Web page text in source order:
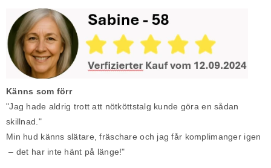
Känns som förr
"Jag hade aldrig trott att nötköttstalg kunde göra en sådan
skillnad."
Min hud känns slätare, fräschare och jag får komplimanger igen
– det har inte hänt på länge!"